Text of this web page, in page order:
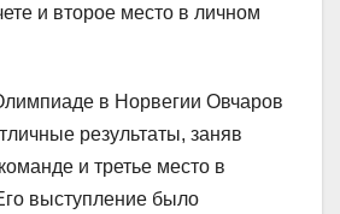
и второе место в личном
в Норвегии Овчаров
результаты, заняв
и третье место в
выступление было